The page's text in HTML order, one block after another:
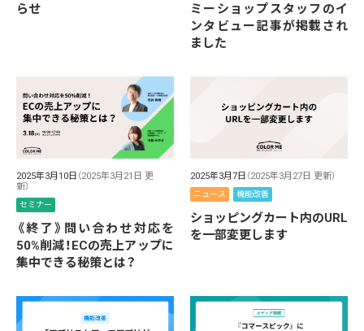
らせ
ミーショップスタッフのイ
ンタビュー記事が掲載され
ました
2025年3月10日 （2025年3月21日 更
新）
セミナー
《終了》問い合わせ対応を
50%削減！ECの売上アップに
集中できる秘策とは？
2025年3月7日 （2025年3月27日 更新）
ニュース 機能改善
ショッピングカート内のURL
を一部変更します